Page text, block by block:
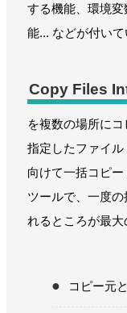
する機能、環境
能... などが付いて
Copy Files
を複数の場所にコ
指定したファイ
向けて一括コピ
ツールで、一度
れるところが最大
コピー元